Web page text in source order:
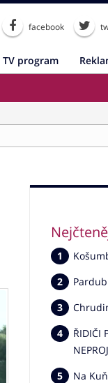
facebook
TV program
ŘIDIČI
Na